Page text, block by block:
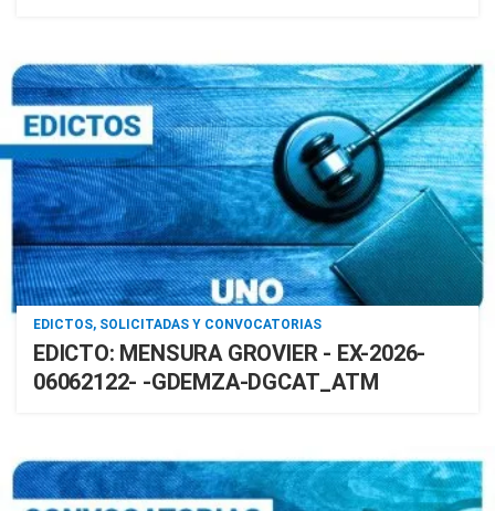
EDICTOS, SOLICITADAS Y CONVOCATORIAS
EDICTO: MENSURA GROVIER - EX-2026-
06062122- -GDEMZA-DGCAT_ATM